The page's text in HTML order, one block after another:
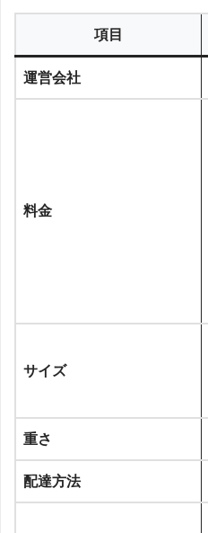
項目
運営会社
料金
サイズ
重さ
配達方法